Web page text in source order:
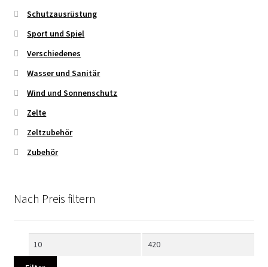
Schutzausrüstung
Sport und Spiel
Verschiedenes
Wasser und Sanitär
Wind und Sonnenschutz
Zelte
Zeltzubehör
Zubehör
Nach Preis filtern
Min.
Max.